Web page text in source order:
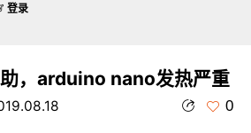
，arduino nano发热严重
0
登录